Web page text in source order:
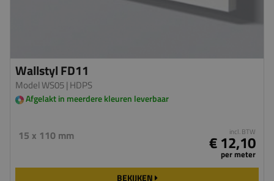
Wallstyl FD11
Model WS05| HDPS
Afgelakt in meerdere kleuren leverbaar
15 x 110 mm incl. BTW
€ 12,10
per meter
BEKIJKEN